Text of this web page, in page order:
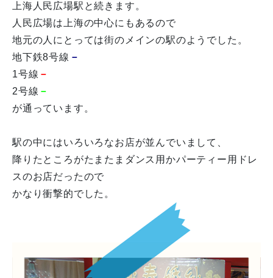
上海人民広場駅と続きます。
人民広場は上海の中心にもあるので
地元の人にとっては街のメインの駅のようでした。
地下鉄8号線 －
1号線 －
2号線 －
が通っています。
駅の中にはいろいろなお店が並んでいまして、
降りたところがたまたまダンス用かパーティー用ドレ
スのお店だったので
かなり衝撃的でした。